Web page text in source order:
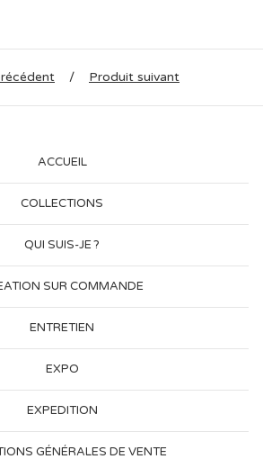
Produit suivant
ACCUEIL
COLLECTIONS
QUI SUIS-JE ?
SUR COMMANDE
ENTRETIEN
EXPO
EXPEDITION
GÉNÉRALES DE VENTE